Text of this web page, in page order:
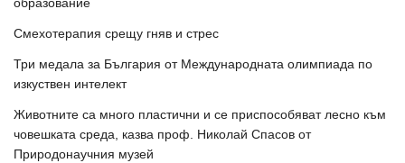
Смехотерапия срещу гняв и стрес
Три медала за България от Международната олимпиада по
изкуствен интелект
Животните са много пластични и се приспособяват лесно към
човешката среда, казва проф. Николай Спасов от
Природонаучния музей